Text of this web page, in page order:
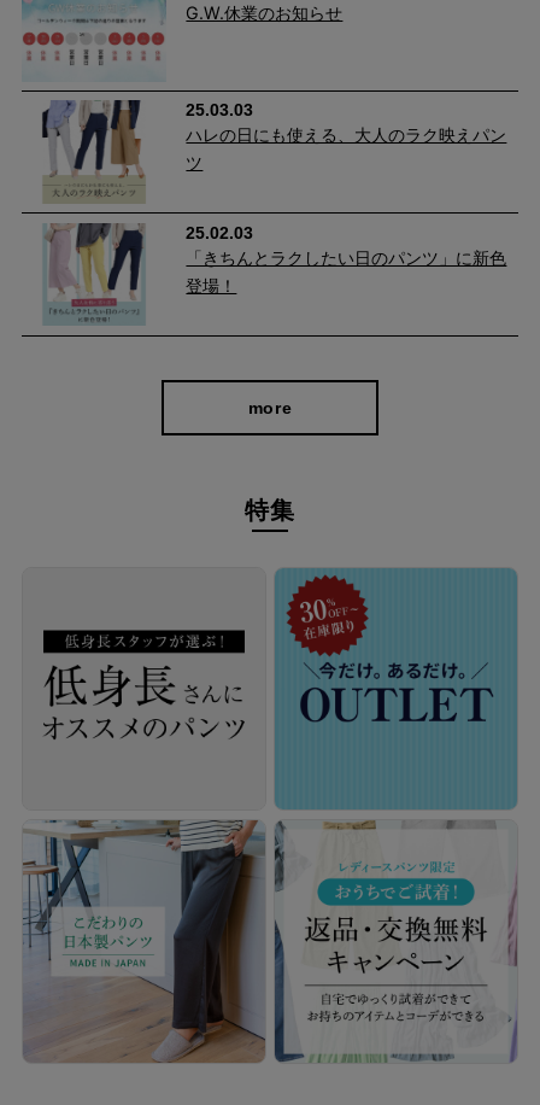
ビジネス使いも出来るキレイ見え立体パターンだから、寒い日の
通勤や外回りのお仕事だって安心です。
ウエスト総ゴムで楽なはき心地のまま、“前開きにみえる”デザイ
ンで、上品きれい見えを叶えます。
G.W.休業のお知らせ
25.03.03
ハレの日にも使える、大人のラク映えパン
ツ
25.02.03
「きちんとラクしたい日のパンツ」に新色
登場！
more
特集